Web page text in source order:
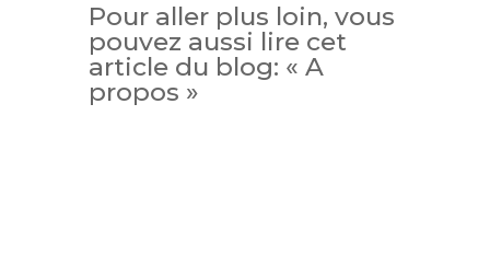
Pour aller plus loin, vous
pouvez aussi lire cet
article du blog: « A
propos »